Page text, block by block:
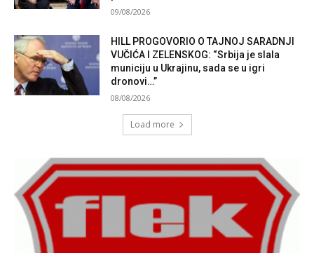
09/08/2026
HILL PROGOVORIO O TAJNOJ SARADNJI
VUČIĆA I ZELENSKOG: “Srbija je slala
municiju u Ukrajinu, sada se u igri
dronovi…”
08/08/2026
Load more